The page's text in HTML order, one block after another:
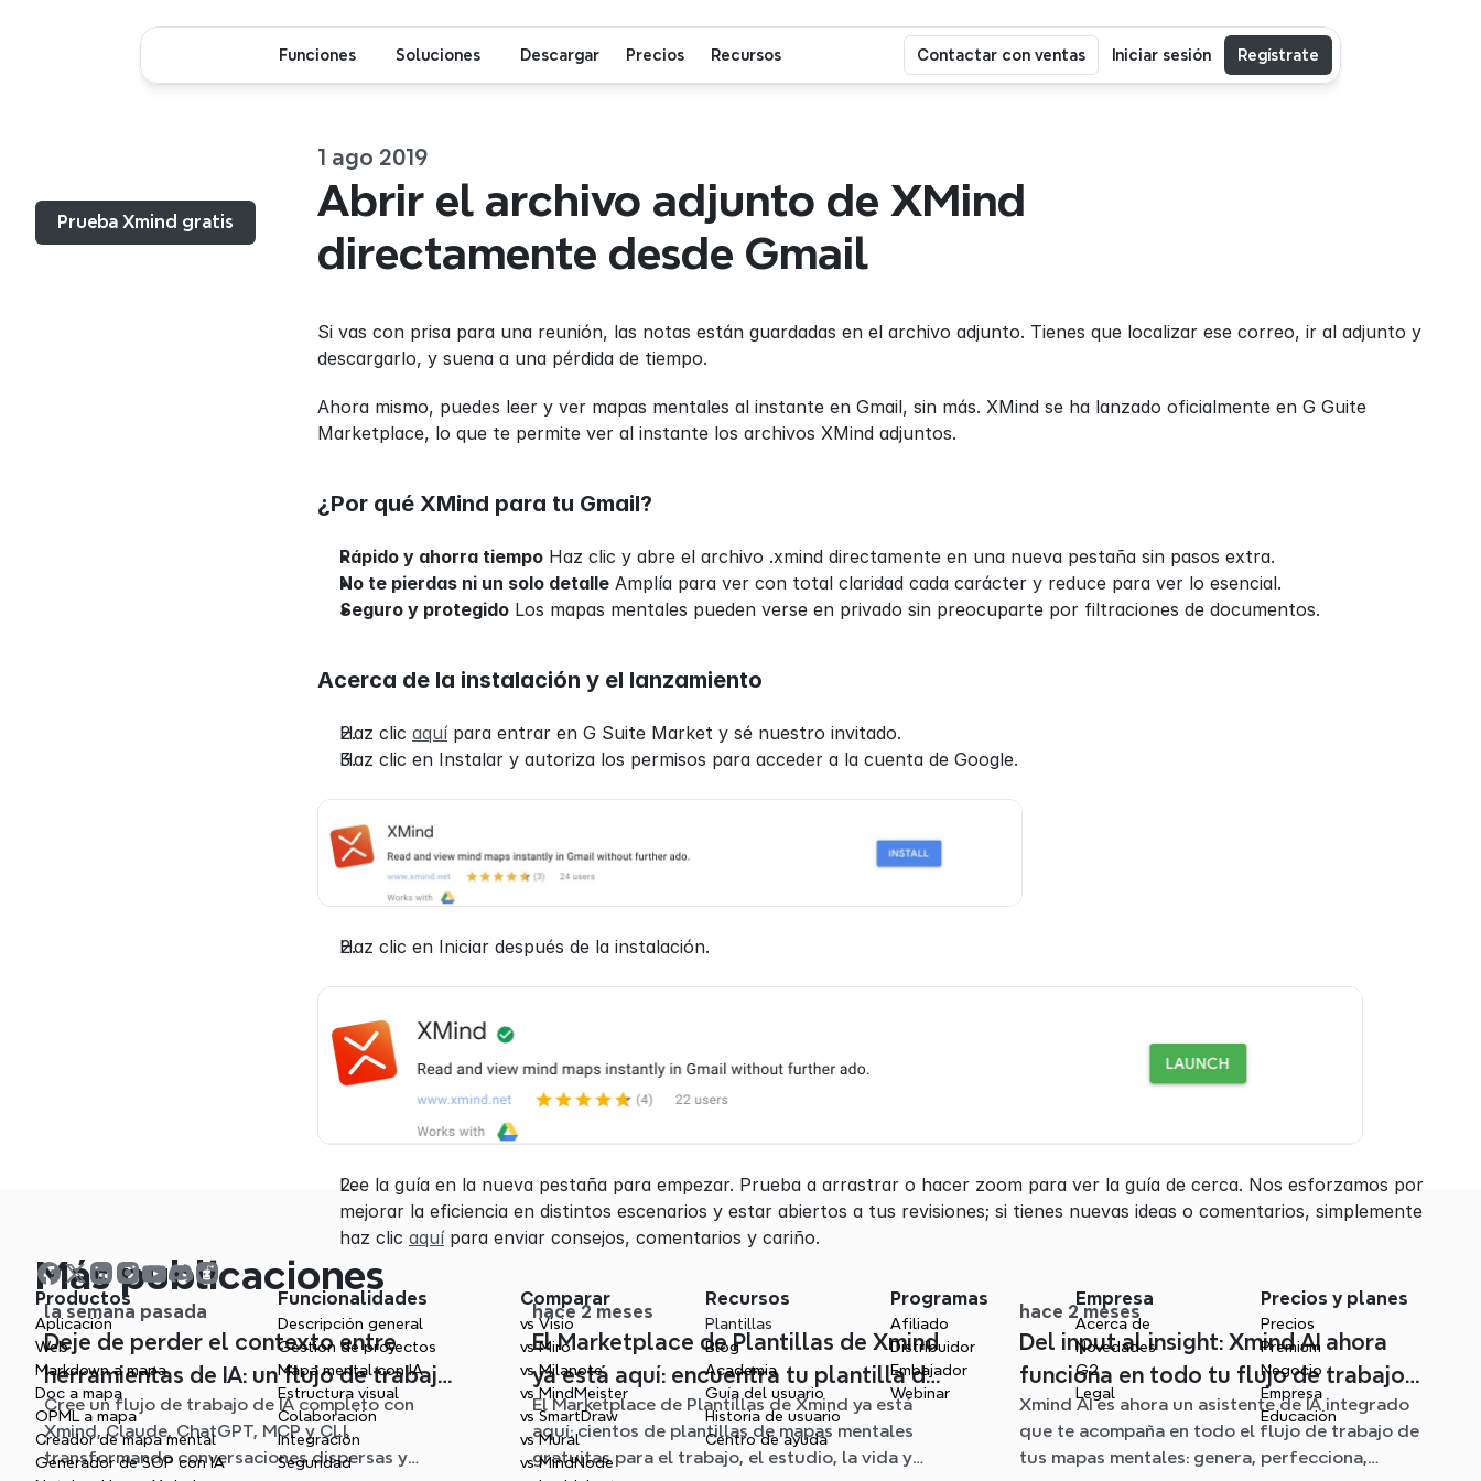
Prueba Xmind gratis
1 ago 2019
Abrir el archivo adjunto de XMind
directamente desde Gmail
Si vas con prisa para una reunión, las notas están guardadas en el archivo adjunto. Tienes que localizar ese correo, ir al adjunto y
descargarlo, y suena a una pérdida de tiempo.
Ahora mismo, puedes leer y ver mapas mentales al instante en Gmail, sin más. XMind se ha lanzado oficialmente en G Guite
Marketplace, lo que te permite ver al instante los archivos XMind adjuntos.
¿Por qué XMind para tu Gmail?
Rápido y ahorra tiempo Haz clic y abre el archivo .xmind directamente en una nueva pestaña sin pasos extra.
No te pierdas ni un solo detalle Amplía para ver con total claridad cada carácter y reduce para ver lo esencial.
Seguro y protegido Los mapas mentales pueden verse en privado sin preocuparte por filtraciones de documentos.
Acerca de la instalación y el lanzamiento
Haz clic aquí para entrar en G Suite Market y sé nuestro invitado.
Haz clic en Instalar y autoriza los permisos para acceder a la cuenta de Google.
Haz clic en Iniciar después de la instalación.
Lee la guía en la nueva pestaña para empezar. Prueba a arrastrar o hacer zoom para ver la guía de cerca. Nos esforzamos por
mejorar la eficiencia en distintos escenarios y estar abiertos a tus revisiones; si tienes nuevas ideas o comentarios, simplemente
haz clic aquí para enviar consejos, comentarios y cariño.
Más publicaciones
la semana pasada
Deje de perder el contexto entre
herramientas de IA: un flujo de trabajo
conectado con Xmind
Cree un flujo de trabajo de IA completo con
Xmind, Claude, ChatGPT, MCP y CLI,
transformando conversaciones dispersas y
hace 2 meses
El Marketplace de Plantillas de Xmind
ya está aquí: encuentra tu plantilla de
mapa mental para cualquier situación
El Marketplace de Plantillas de Xmind ya está
aquí: cientos de plantillas de mapas mentales
gratuitas para el trabajo, el estudio, la vida y
hace 2 meses
Del input al insight: Xmind AI ahora
funciona en todo tu flujo de trabajo
de mapa mental
Xmind AI es ahora un asistente de IA integrado
que te acompaña en todo el flujo de trabajo de
tus mapas mentales: genera, perfecciona,
Productos
Aplicación
Web
Markdown a mapa
Doc a mapa
OPML a mapa
Creador de mapa mental
Generador de SOP con IA
Funcionalidades
Descripción general
Gestión de proyectos
Mapa mental con IA
Estructura visual
Colaboración
Integración
Seguridad
Comparar
vs Visio
vs Miro
vs Milanote
vs MindMeister
vs SmartDraw
vs Mural
vs MindNode
Recursos
Plantillas
Blog
Academia
Guía del usuario
Historia de usuario
Centro de ayuda
Programas
Afiliado
Distribuidor
Embajador
Webinar
Empresa
Acerca de
Novedades
G2
Legal
Precios y planes
Precios
Premium
Negocio
Empresa
Educación
Funciones Soluciones Descargar Precios Recursos Contactar con ventas Iniciar sesión Regístrate